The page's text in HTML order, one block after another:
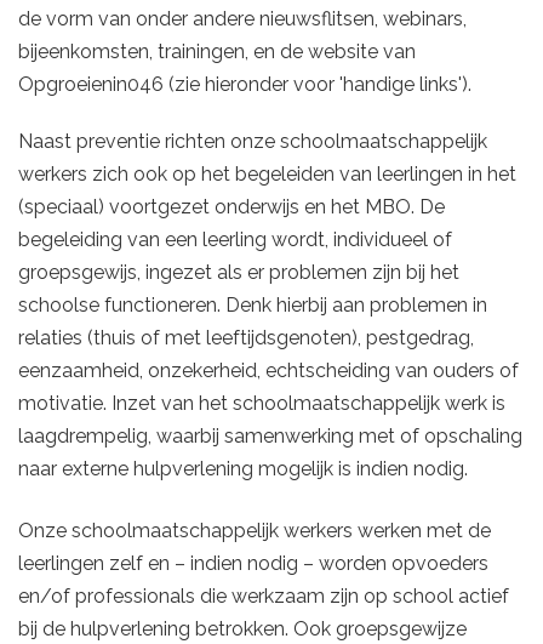
de vorm van onder andere nieuwsflitsen, webinars,
bijeenkomsten, trainingen, en de website van
Opgroeienin046 (zie hieronder voor 'handige links').
Naast preventie richten onze schoolmaatschappelijk
werkers zich ook op het begeleiden van leerlingen in het
(speciaal) voortgezet onderwijs en het MBO. De
begeleiding van een leerling wordt, individueel of
groepsgewijs, ingezet als er problemen zijn bij het
schoolse functioneren. Denk hierbij aan problemen in
relaties (thuis of met leeftijdsgenoten), pestgedrag,
eenzaamheid, onzekerheid, echtscheiding van ouders of
motivatie. Inzet van het schoolmaatschappelijk werk is
laagdrempelig, waarbij samenwerking met of opschaling
naar externe hulpverlening mogelijk is indien nodig.
Onze schoolmaatschappelijk werkers werken met de
leerlingen zelf en – indien nodig – worden opvoeders
en/of professionals die werkzaam zijn op school actief
bij de hulpverlening betrokken. Ook groepsgewijze